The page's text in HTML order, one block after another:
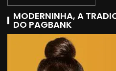
MODERNINHA, A
DO PAGBANK